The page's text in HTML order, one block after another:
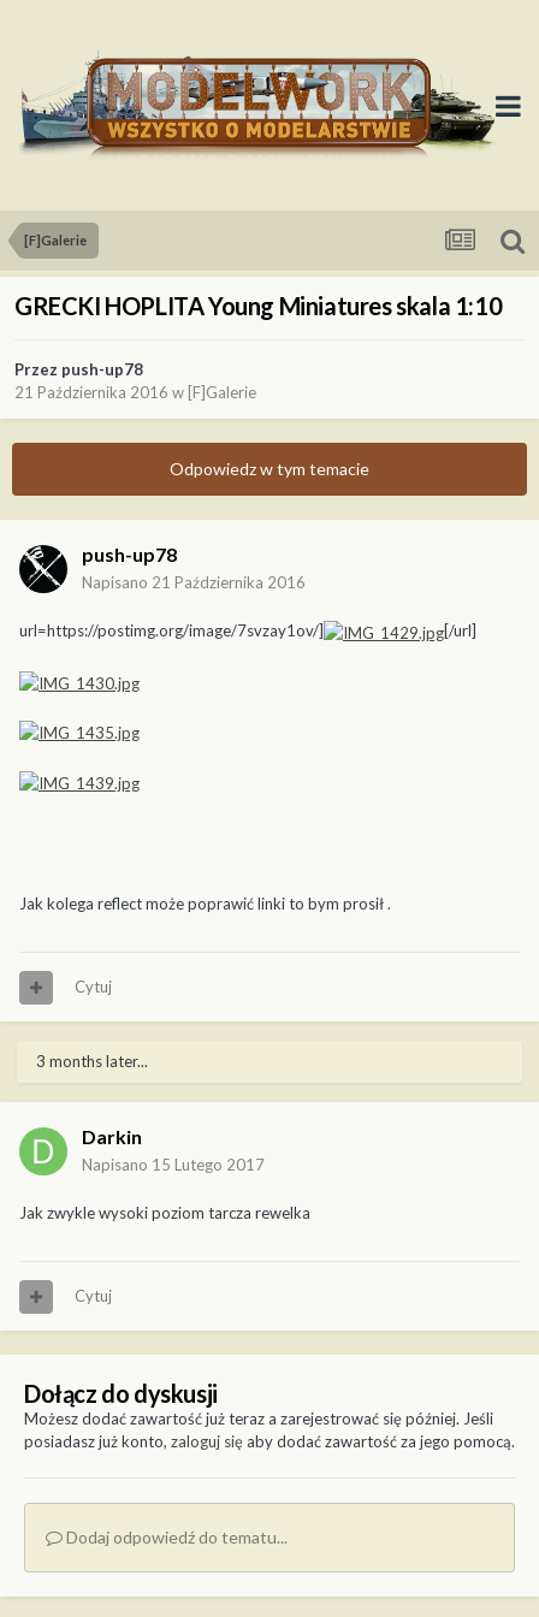
[F]Galerie
GRECKI HOPLITA Young Miniatures skala 1:10
Przez push-up78
21 Października 2016 w [F]Galerie
Odpowiedz w tym temacie
push-up78
Napisano 21 Października 2016
url=https://postimg.org/image/7svzay1ov/] [/url]
Jak kolega reflect może poprawić linki to bym prosił .
Cytuj
3 months later...
Darkin
Napisano 15 Lutego 2017
Jak zwykle wysoki poziom tarcza rewelka
Cytuj
Dołącz do dyskusji
Możesz dodać zawartość już teraz a zarejestrować się później. Jeśli
posiadasz już konto, zaloguj sięaby dodać zawartość za jego pomocą.
Dodaj odpowiedź do tematu...